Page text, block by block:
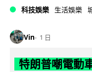
科技娛樂 生活娛樂
Vin 1 日
特朗普嘲電動